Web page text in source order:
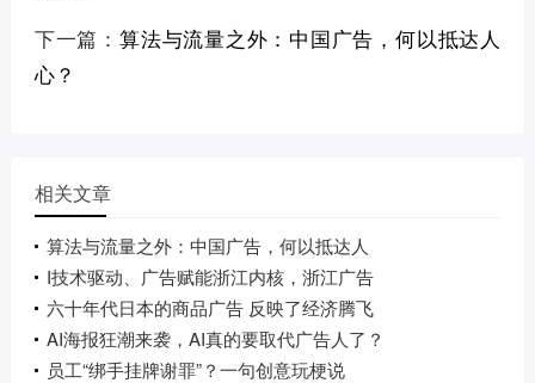
下一篇：算法与流量之外：中国广告，何以抵达人
心？
相关文章
算法与流量之外：中国广告，何以抵达人
I技术驱动、广告赋能浙江内核，浙江广告
六十年代日本的商品广告 反映了经济腾飞
AI海报狂潮来袭，AI真的要取代广告人了？
员工“绑手挂牌谢罪”？一句创意玩梗说